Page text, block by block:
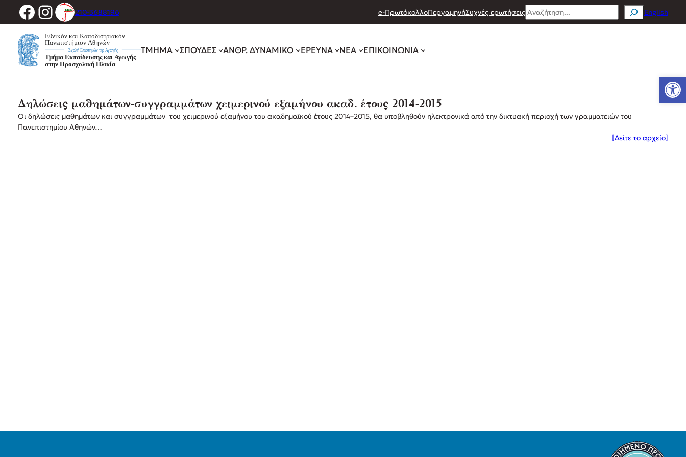
Μετάβαση
περιεχόμενο
Facebook
Instagram
210-3688196 e-ΠρωτόκολλοΠεργαμηνήΣυχνές ερωτήσειςSearch English
ΤΜΗΜΑ ΣΠΟΥΔΕΣ ΑΝΘΡ. ΔΥΝΑΜΙΚΟ ΕΡΕΥΝΑ ΝΕΑ ΕΠΙΚΟΙΝΩΝΙΑ
Δηλώσεις μαθημάτων-συγγραμμάτων χειμερινού εξαμήνου ακαδ. έτους 2014-2015
Οι δηλώσεις μαθημάτων και συγγραμμάτων του χειμερινού εξαμήνου του ακαδημαϊκού έτους 2014–2015, θα υποβληθούν ηλεκτρονικά από την δικτυακή περιοχή των γραμματειών του
Πανεπιστημίου Αθηνών…
[Δείτε το αρχείο]